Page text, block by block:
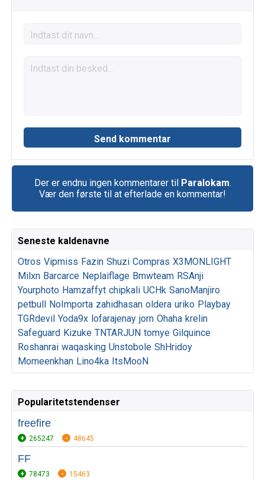
Der er endnu ingen kommentarer til Paralokam.
Vær den første til at efterlade en kommentar!
Seneste kaldenavne
Otros Vipmiss Fazin Shuzi Compras X3MONLIGHT
Milxn Barcarce Neplaiflage Bmwteam RSAnji
Yourphoto Hamzaffyt chipkali UCHk SanoManjiro
petbull NoImporta zahidhasan oldera uriko Playbay
TGRdevil Yoda9x lofarajenay jorn Ohaha krelin
Safeguard Kizuke TNTARJUN tomye Gilquince
Roshanrai waqasking Unstobole ShHridoy
Momeenkhan Lino4ka ItsMooN
Popularitetstendenser
freefire
265247 48645
FF
78473 15463